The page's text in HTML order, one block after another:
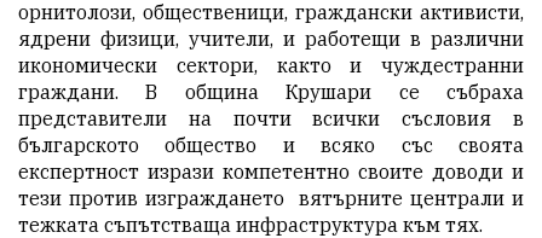
орнитолози, общественици, граждански активисти,
ядрени физици, учители, и работещи в различни
икономически сектори, както и чуждестранни
граждани. В община Крушари се събраха
представители на почти всички съсловия в
българското общество и всяко със своята
експертност изрази компетентно своите доводи и
тези против изграждането вятърните централи и
тежката съпътстваща инфраструктура към тях.